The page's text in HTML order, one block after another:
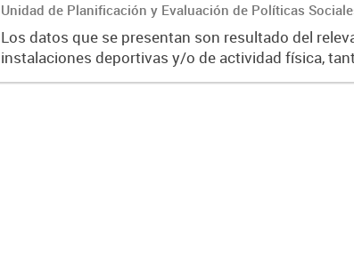
Unidad de Planificación y Evaluación de Políticas
Observatorio de Deportes, Actividad Física y Cultura
Los datos que se presentan son resultado del
instalaciones deportivas y/o de actividad física,
como privadas. Su objetivo es indagar en las